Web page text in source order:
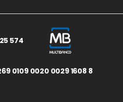
574
0109 0020 0029 1608 8